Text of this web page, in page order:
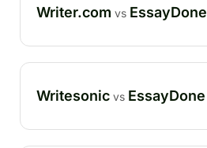
Writer.com vs EssayDone
Writesonic vs EssayDone